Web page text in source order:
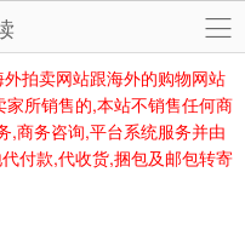
拍卖网站跟海外的购物网站
家所销售的,本站不销售任何商
,商务咨询,平台系统服务并由
付款,代收货,捆包及邮包转寄